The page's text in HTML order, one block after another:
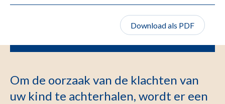
Download als PDF
Om de oorzaak van de klachten van
uw kind te achterhalen, wordt er een